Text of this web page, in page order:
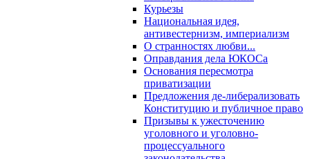
Курьезы
Национальная идея,
антивестернизм, империализм
О странностях любви...
Оправдания дела ЮКОСа
Основания пересмотра
приватизации
Предложения де-либерализовать
Конституцию и публичное право
Призывы к ужесточению
уголовного и уголовно-
процессуального